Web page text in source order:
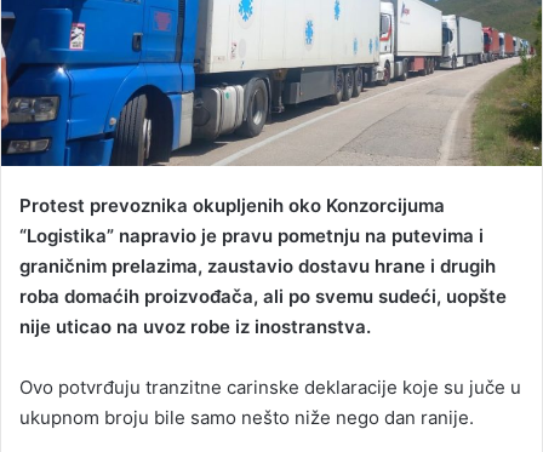
a
i
l
Protest prevoznika okupljenih oko Konzorcijuma
“Logistika” napravio je pravu pometnju na putevima i
graničnim prelazima, zaustavio dostavu hrane i drugih
roba domaćih proizvođača, ali po svemu sudeći, uopšte
nije uticao na uvoz robe iz inostranstva.
Ovo potvrđuju tranzitne carinske deklaracije koje su juče u
ukupnom broju bile samo nešto niže nego dan ranije.